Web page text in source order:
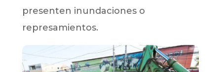
presenten inundaciones o
represamientos.